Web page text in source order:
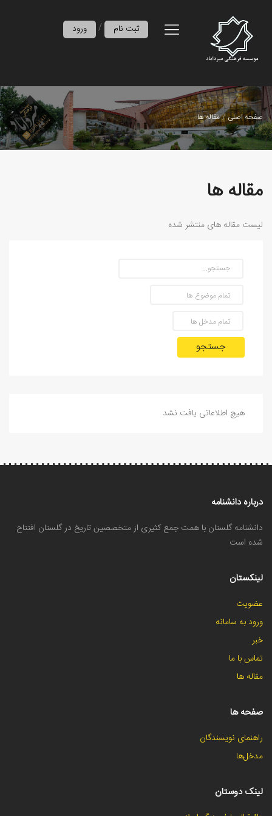
ورود / ثبت نام
صفحه اصلی مقاله ها
مقاله ها
لیست مقاله های منتشر شده
جستجو
هیچ اطلاعاتی یافت نشد
درباره دانشنامه
دانشنامه گلستان با همت جمع کثیری از متخصصین تاریخ در گلستان افتتاح
شده است
لینکستان
عضویت
ورود به سامانه
خبر
تماس با ما
مقاله ها
صفحه ها
راهنمای نویسندگان
مدخل‌ها
لینک دوستان